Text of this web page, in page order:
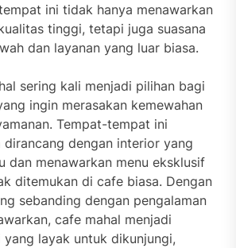
ini tidak hanya menawarkan
tinggi, tetapi juga suasana
dan layanan yang luar biasa.
sering kali menjadi pilihan bagi
ingin merasakan kemewahan
Tempat-tempat ini
dirancang dengan interior yang
dan menawarkan menu eksklusif
ditemukan di cafe biasa. Dengan
sebanding dengan pengalaman
cafe mahal menjadi
yang layak untuk dikunjungi,